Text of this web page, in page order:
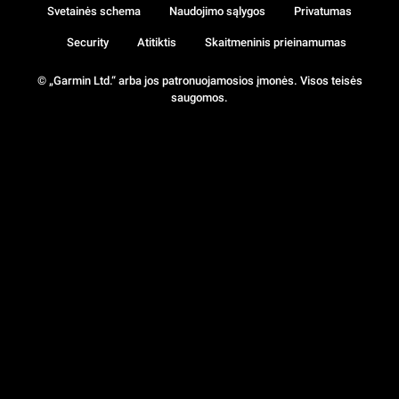
© „Garmin Ltd.“ arba jos patronuojamosios įmonės. Visos teisės
saugomos.
Svetainės schema Naudojimo sąlygos Privatumas
Security Atitiktis Skaitmeninis prieinamumas